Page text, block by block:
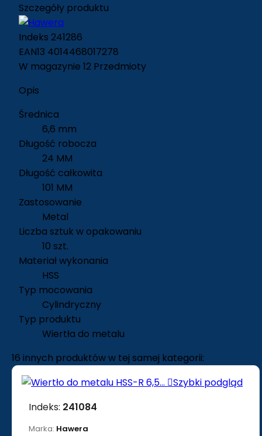
Szczegóły produktu
Indeks 241286
EAN13 4014468017278
W magazynie 12 Przedmioty
Opis
Średnica
6,6 mm
Długość robocza
24 MM
Długość całkowita
101 MM
Zastosowanie
Metal
Liczba sztuk w opakowaniu
10 szt.
Materiał wykonania
HSS
Typ mocowania
Cylindryczny
Typ produktu
Wiertła do metalu
16 innych produktów w tej samej kategorii:
Szybki podgląd
Indeks: 241084
Marka: Hawera